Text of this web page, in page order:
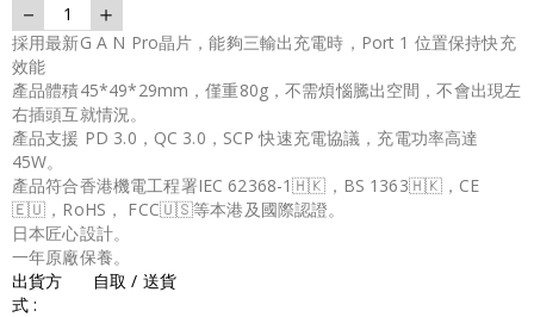
－ 1 ＋
採用最新G A N Pro晶片，能夠三輸出充電時，Port 1 位置保持快充
效能
產品體積45*49*29mm，僅重80g，不需煩惱騰出空間，不會出現左
右插頭互就情況。
產品支援 PD 3.0，QC 3.0，SCP 快速充電協議，充電功率高達
45W。
產品符合香港機電工程署IEC 62368-1🇭🇰，BS 1363🇭🇰，CE
🇪🇺，RoHS， FCC🇺🇸等本港及國際認證。
日本匠心設計。
一年原廠保養。
出貨方
式 :
自取 / 送貨